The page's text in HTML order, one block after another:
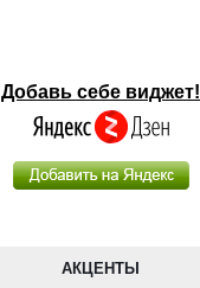
Добавь себе виджет!
АКЦЕНТЫ